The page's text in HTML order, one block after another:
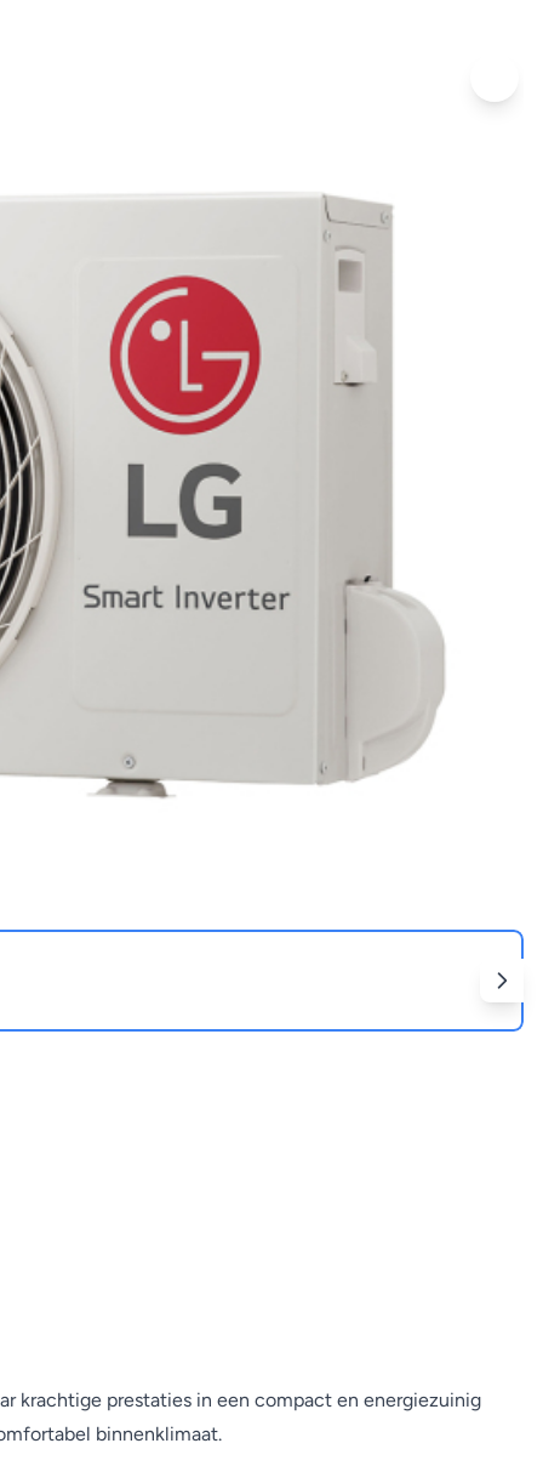
krachtige prestaties in een compact en energiezuinig
binnenklimaat.